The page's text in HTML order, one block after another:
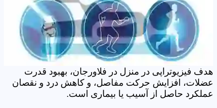
هدف فیزیوتراپی در منزل در فلاورجان، بهبود قدرت
عضلات، افزایش حرکت مفاصل، و کاهش درد و نقصان
عملکرد حاصل از آسیب یا بیماری است.